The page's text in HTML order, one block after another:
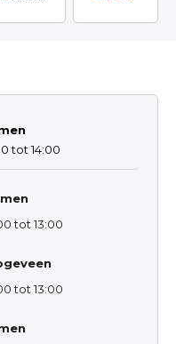
tot 14:00
tot 13:00
tot 13:00